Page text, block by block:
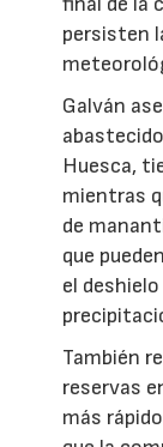
persisten
Galván
Huesca,
mientras
de
que
el
También
reservas
más